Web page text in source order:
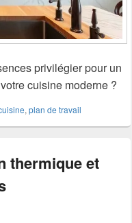
privilégier pour un
cuisine moderne ?
, plan de travail
thermique et